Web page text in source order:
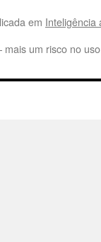
em Inteligência
mais um risco no